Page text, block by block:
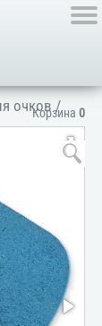
Корзина 0
очков/